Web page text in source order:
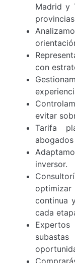
Madrid y
con
evitar
Tarifa
inversor.
continua
cada